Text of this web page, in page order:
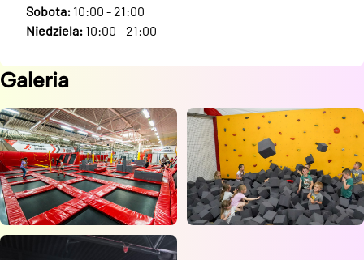
Sobota: 10:00 - 21:00
Niedziela: 10:00 - 21:00
Galeria